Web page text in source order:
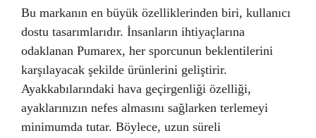
Bu markanın en büyük özelliklerinden biri, kullanıcı
dostu tasarımlarıdır. İnsanların ihtiyaçlarına
odaklanan Pumarex, her sporcunun beklentilerini
karşılayacak şekilde ürünlerini geliştirir.
Ayakkabılarındaki hava geçirgenliği özelliği,
ayaklarınızın nefes almasını sağlarken terlemeyi
minimumda tutar. Böylece, uzun süreli